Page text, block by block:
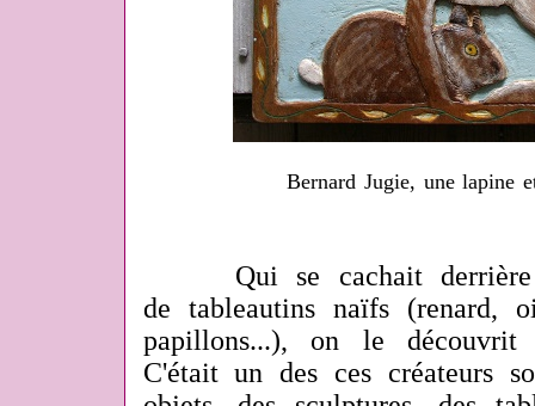
Bernard Jugie, une lapine
Qui se cachait derrière
de tableautins naïfs (renard,
papillons...), on le découvrit
C'était un des ces créateurs